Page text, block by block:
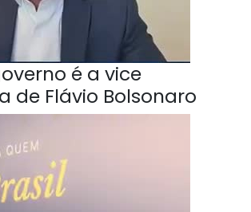
é a vice
de Flávio Bolsonaro